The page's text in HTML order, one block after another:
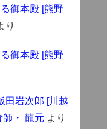
御本殿 [熊野
り
御本殿 [熊野
田岩次郎 [川越
師・ 龍元 より